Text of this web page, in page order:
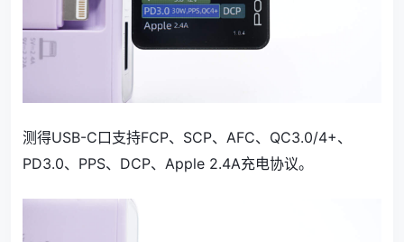
测得USB-C口支持FCP、SCP、AFC、QC3.0/4+、
PD3.0、PPS、DCP、Apple 2.4A充电协议。